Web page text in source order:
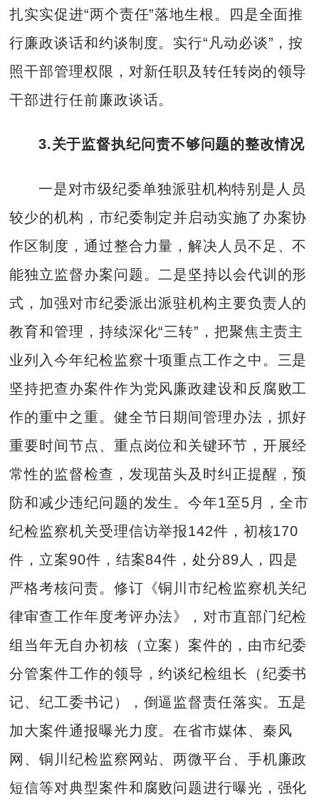
扎实实促进“两个责任”落地生根。四是全面推
行廉政谈话和约谈制度。实行“凡动必谈”，按
照干部管理权限，对新任职及转任转岗的领导
干部进行任前廉政谈话。
3.关于监督执纪问责不够问题的整改情况
一是对市级纪委单独派驻机构特别是人员
较少的机构，市纪委制定并启动实施了办案协
作区制度，通过整合力量，解决人员不足、不
能独立监督办案问题。二是坚持以会代训的形
式，加强对市纪委派出派驻机构主要负责人的
教育和管理，持续深化“三转”，把聚焦主责主
业列入今年纪检监察十项重点工作之中。三是
坚持把查办案件作为党风廉政建设和反腐败工
作的重中之重。健全节日期间管理办法，抓好
重要时间节点、重点岗位和关键环节，开展经
常性的监督检查，发现苗头及时纠正提醒，预
防和减少违纪问题的发生。今年1至5月，全市
纪检监察机关受理信访举报142件，初核170
件，立案90件，结案84件，处分89人，四是
严格考核问责。修订《铜川市纪检监察机关纪
律审查工作年度考评办法》，对市直部门纪检
组当年无自办初核（立案）案件的，由市纪委
分管案件工作的领导，约谈纪检组长（纪委书
记、纪工委书记），倒逼监督责任落实。五是
加大案件通报曝光力度。在省市媒体、秦风
网、铜川纪检监察网站、两微平台、手机廉政
短信等对典型案件和腐败问题进行曝光，强化